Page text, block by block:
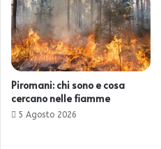
Piromani: chi sono e cosa
cercano nelle fiamme
5 Agosto 2026